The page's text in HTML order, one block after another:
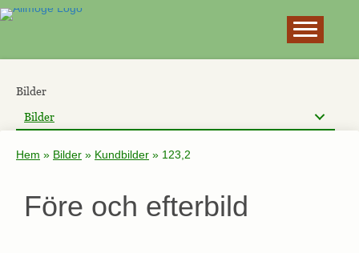
Bilder
Bilder
Hem » Bilder » Kundbilder » 123,2
Före och efterbild